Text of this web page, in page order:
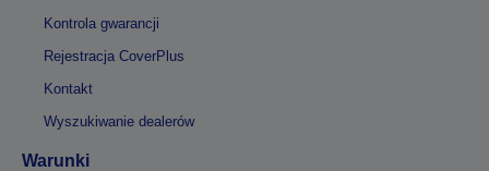
Kontrola gwarancji
Rejestracja CoverPlus
Kontakt
Wyszukiwanie dealerów
Warunki